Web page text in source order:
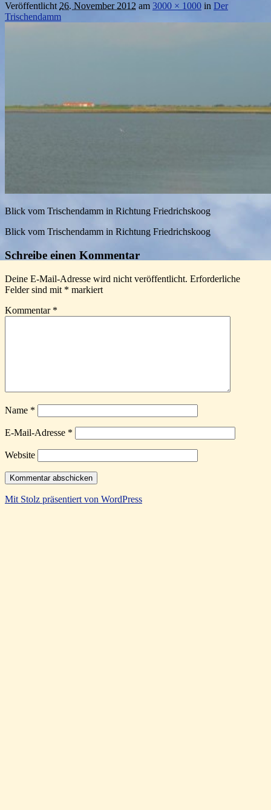
Veröffentlicht26. November 2012 am 3000 × 1000 in Der
Trischendamm
Blick vom Trischendamm in Richtung Friedrichskoog
Blick vom Trischendamm in Richtung Friedrichskoog
Schreibe einen Kommentar
Deine E-Mail-Adresse wird nicht veröffentlicht. Erforderliche
Felder sind mit * markiert
Kommentar *
Name *
E-Mail-Adresse *
Website
Mit Stolz präsentiert von WordPress